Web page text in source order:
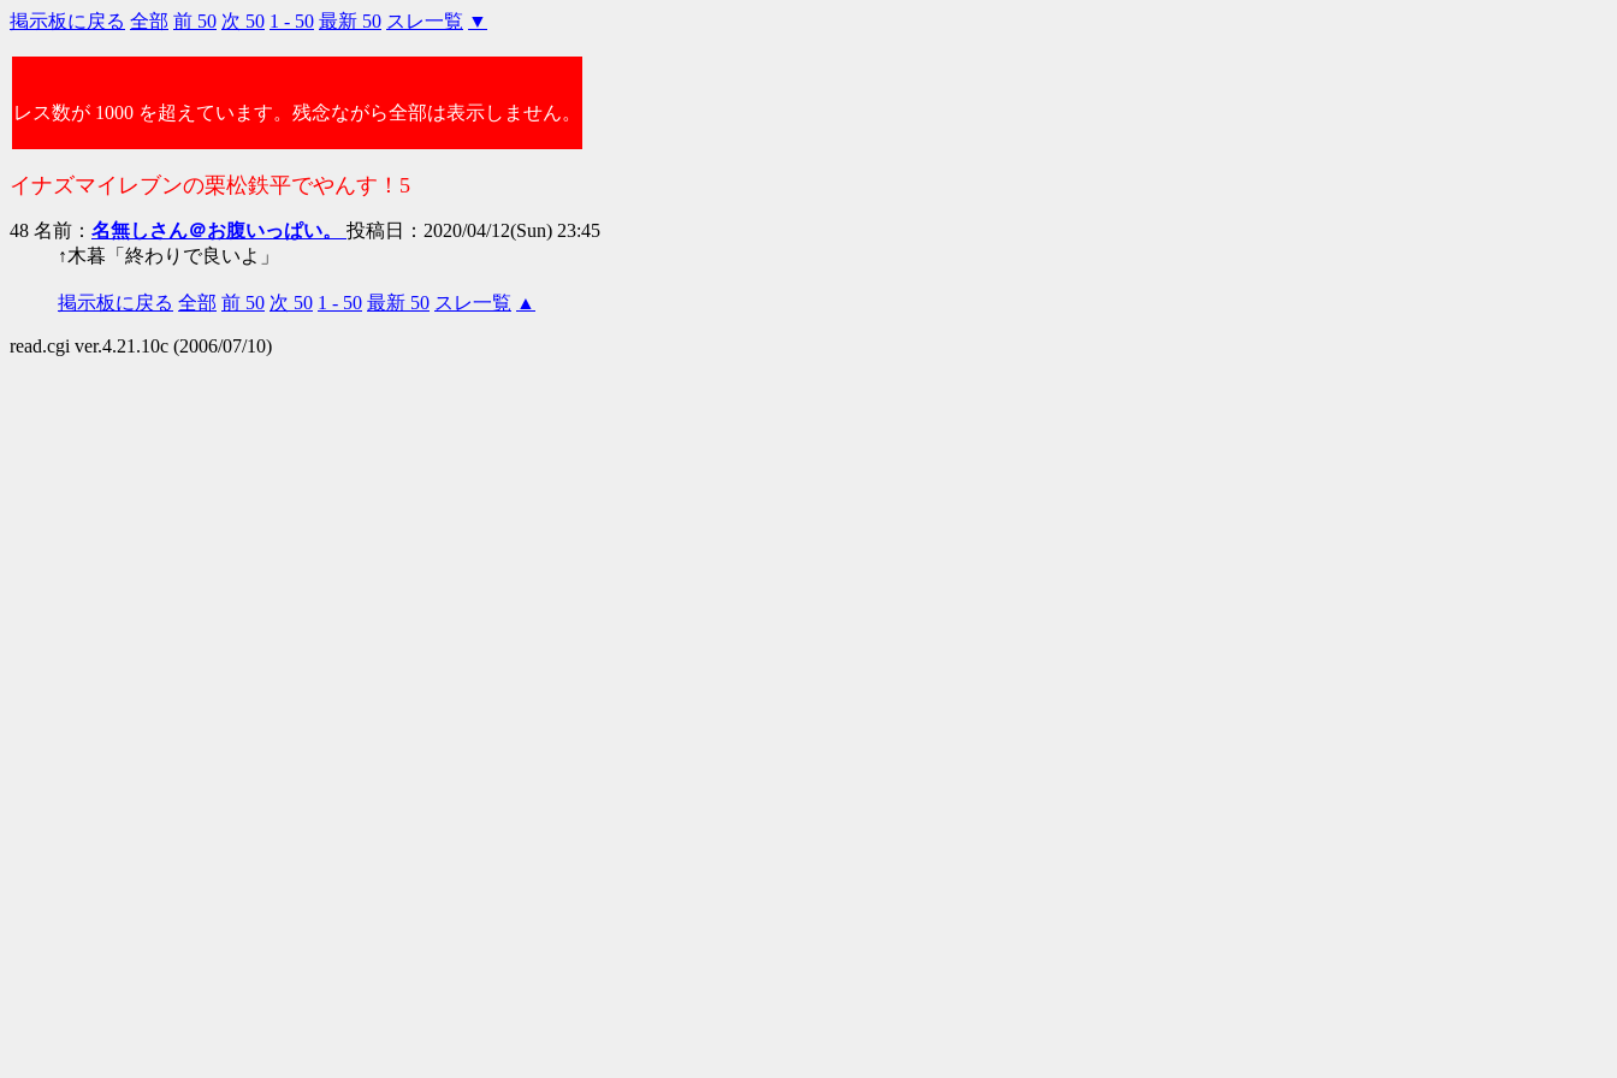
掲示板に戻る 全部 前 50 次 50 1 - 50 最新 50 スレ一覧 ▼
レス数が 1000 を超えています。残念ながら全部は表示しません。
イナズマイレブンの栗松鉄平でやんす！5
48 名前： 名無しさん＠お腹いっぱい。 投稿日：2020/04/12(Sun) 23:45
↑木暮「終わりで良いよ」
掲示板に戻る 全部 前 50 次 50 1 - 50 最新 50 スレ一覧 ▲
read.cgi ver.4.21.10c (2006/07/10)